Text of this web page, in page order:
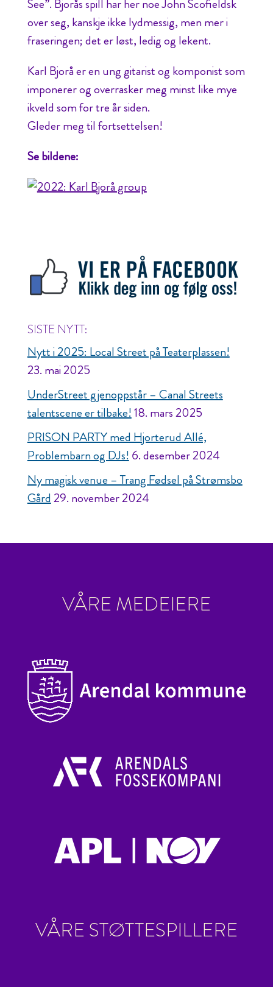
See”. Bjorås spill har her noe John Scofieldsk
over seg, kanskje ikke lydmessig, men mer i
fraseringen; det er løst, ledig og lekent.
Karl Bjorå er en ung gitarist og komponist som
imponerer og overrasker meg minst like mye
ikveld som for tre år siden.
Gleder meg til fortsettelsen!
Se bildene:
SISTE NYTT:
Nytt i 2025: Local Street på Teaterplassen!
23. mai 2025
UnderStreet gjenoppstår – Canal Streets
talentscene er tilbake!18. mars 2025
PRISON PARTY med Hjorterud Allé,
Problembarn og DJs! 6. desember 2024
Ny magisk venue – Trang Fødsel på Strømsbo
Gård29. november 2024
VÅRE MEDEIERE
VÅRE STØTTESPILLERE